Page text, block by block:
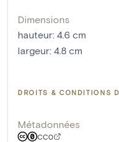
Dimensions
hauteur: 4.6 cm
largeur: 4.8 cm
DROITS & CONDITIONS
Métadonnées
CC0